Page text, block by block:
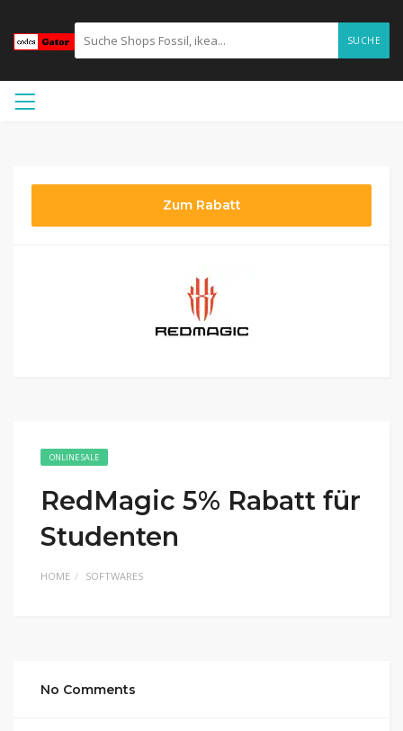
SUCHE
Zum Rabatt
ONLINE SALE
RedMagic 5% Rabatt für
Studenten
HOME SOFTWARES
No Comments